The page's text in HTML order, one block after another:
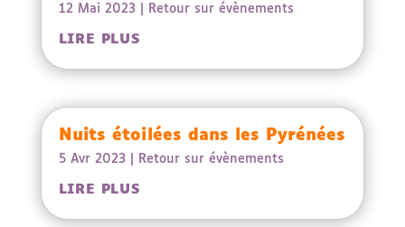
12 Mai 2023| Retour sur évènements
LIRE PLUS
Nuits étoilées dans les Pyrénées
5 Avr 2023| Retour sur évènements
LIRE PLUS